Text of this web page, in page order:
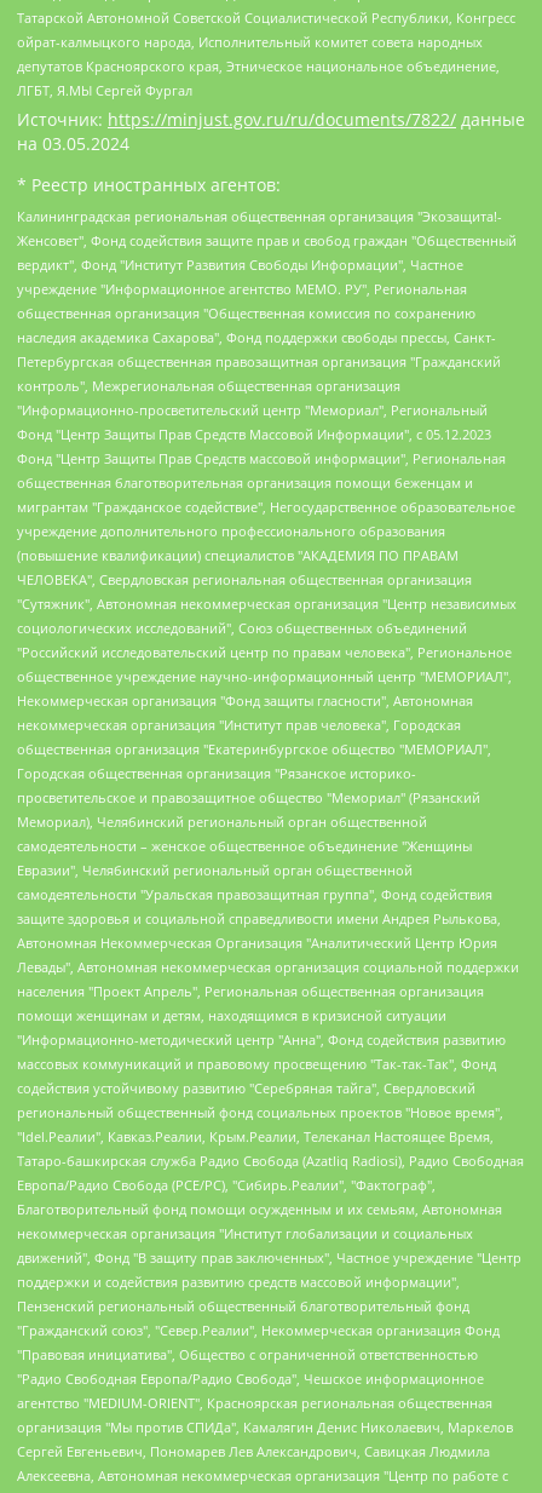
Татарской Автономной Советской Социалистической Республики, Конгресс
ойрат-калмыцкого народа, Исполнительный комитет совета народных
депутатов Красноярского края, Этническое национальное объединение,
ЛГБТ, Я.МЫ Сергей Фургал
Источник: https://minjust.gov.ru/ru/documents/7822/ данные
на 03.05.2024
* Реестр иностранных агентов:
Калининградская региональная общественная организация "Экозащита!-Женсовет", Фонд содействия защите прав и свобод граждан "Общественный вердикт", Фонд "Институт Развития Свободы Информации", Частное учреждение "Информационное агентство МЕМО. РУ", Региональная общественная организация "Общественная комиссия по сохранению наследия академика Сахарова", Фонд поддержки свободы прессы, Санкт-Петербургская общественная правозащитная организация "Гражданский контроль", Межрегиональная общественная организация "Информационно-просветительский центр "Мемориал", Региональный Фонд "Центр Защиты Прав Средств Массовой Информации", с 05.12.2023 Фонд "Центр Защиты Прав Средств массовой информации", Региональная общественная благотворительная организация помощи беженцам и мигрантам "Гражданское содействие", Негосударственное образовательное учреждение дополнительного профессионального образования (повышение квалификации) специалистов "АКАДЕМИЯ ПО ПРАВАМ ЧЕЛОВЕКА", Свердловская региональная общественная организация "Сутяжник", Автономная некоммерческая организация "Центр независимых социологических исследований", Союз общественных объединений "Российский исследовательский центр по правам человека", Региональное общественное учреждение научно-информационный центр "МЕМОРИАЛ", Некоммерческая организация "Фонд защиты гласности", Автономная некоммерческая организация "Институт прав человека", Городская общественная организация "Екатеринбургское общество "МЕМОРИАЛ", Городская общественная организация "Рязанское историко-просветительское и правозащитное общество "Мемориал" (Рязанский Мемориал), Челябинский региональный орган общественной самодеятельности – женское общественное объединение "Женщины Евразии", Челябинский региональный орган общественной самодеятельности "Уральская правозащитная группа", Фонд содействия защите здоровья и социальной справедливости имени Андрея Рылькова, Автономная Некоммерческая Организация "Аналитический Центр Юрия Левады", Автономная некоммерческая организация социальной поддержки населения "Проект Апрель", Региональная общественная организация помощи женщинам и детям, находящимся в кризисной ситуации "Информационно-методический центр "Анна", Фонд содействия развитию массовых коммуникаций и правовому просвещению "Так-так-Так", Фонд содействия устойчивому развитию "Серебряная тайга", Свердловский региональный общественный фонд социальных проектов "Новое время", "Idel.Реалии", Кавказ.Реалии, Крым.Реалии, Телеканал Настоящее Время, Татаро-башкирская служба Радио Свобода (Azatliq Radiosi), Радио Свободная Европа/Радио Свобода (PCE/PC), "Сибирь.Реалии", "Фактограф", Благотворительный фонд помощи осужденным и их семьям, Автономная некоммерческая организация "Институт глобализации и социальных движений", Фонд "В защиту прав заключенных", Частное учреждение "Центр поддержки и содействия развитию средств массовой информации", Пензенский региональный общественный благотворительный фонд "Гражданский союз", "Север.Реалии", Некоммерческая организация Фонд "Правовая инициатива", Общество с ограниченной ответственностью "Радио Свободная Европа/Радио Свобода", Чешское информационное агентство "MEDIUM-ORIENT", Красноярская региональная общественная организация "Мы против СПИДа", Камалягин Денис Николаевич, Маркелов Сергей Евгеньевич, Пономарев Лев Александрович, Савицкая Людмила Алексеевна, Автономная некоммерческая организация "Центр по работе с проблемой насилия "НАСИЛИЮ.НЕТ", Межрегиональный профессиональный союз работников здравоохранения "Альянс врачей", Юридическое лицо, зарегистрированное в Латвийской Республике, SIA "Medusa Project" (регистрационный номер 40103797863, дата регистрации 10.06.2014), Некоммерческая организация "Фонд по борьбе с коррупцией", Автономная некоммерческая организация "Институт права и публичной политики", Баданин Роман Сергеевич, Гликин Максим Александрович, Железнова Мария Михайловна, Лукьянова Юлия Сергеевна, Маетная Елизавета Витальевна, Маняхин Петр Борисович, Чуракова Ольга Владимировна, Ярош Юлия Петровна, Юридическое лицо "The Insider SIA", зарегистрированное в Риге, Латвийская Республика (дата регистрации 26.06.2015), являющееся администратором доменного имени интернет-издания "The Insider SIA", https://theins.ru, Постернак Алексей Евгеньевич, Рубин Михаил Аркадьевич, Анин Роман Александрович, Юридическое лицо Istories fonds, зарегистрированное в Латвийской Республике (регистрационный номер 50008295751, дата регистрации 24.02.2020), Великовский Дмитрий Александрович, Долинина Ирина Николаевна, Мароховская Алеся Алексеевна, Шлейнов Роман Юрьевич, Шмагун Олеся Валентиновна, Общество с ограниченной ответственностью "Альтаир 2021", Общество с ограниченной ответственностью "Вега 2021", Общество с ограниченной ответственностью "Главный редактор 2021", Общество с ограниченной ответственностью "Ромашки монолит", Важенков Артем Валерьевич, Ивановская областная общественная организация "Центр гендерных исследований", Гурман Юрий Альбертович, Медиапроект "ОВД-Инфо", Егоров Владимир Владимирович, Жилинский Владимир Александрович, Общество с ограниченной ответственностью "ЗП", Иванова София Юрьевна, Карезина Инна Павловна, Кильтау Екатерина Викторовна, Петров Алексей Викторович, Пискунов Сергей Евгеньевич, Смирнов Сергей Сергеевич, Тихонов Михаил Сергеевич, Общество с ограниченной ответственностью "ЖУРНАЛИСТ-ИНОСТРАННЫЙ АГЕНТ", Арапова Галина Юрьевна, Вольтская Татьяна Анатольевна, Американская компания "Mason G.E.S. Anonymous Foundation" (США), являющаяся владельцем интернет-издания https://mnews.world/, Компания "Stichting Bellingcat", зарегистрированная в Нидерландах (дата регистрации 11.07.2018), Захаров Андрей Вячеславович, Клепиковская Екатерина Дмитриевна, Общество с ограниченной ответственностью "МЕМО", Перл Роман Александрович, Симонов Евгений Алексеевич, Соловьева Елена Анатольевна, Сотников Даниил Владимирович, Сурначева Елизавета Дмитриевна, Автономная некоммерческая организация по защите прав человека и информированию населения "Якутия – Наше Мнение", Общество с ограниченной ответственностью "Москоу диджитал медиа", с 26.01.2023 Общество с ограниченной ответственностью "Чайка Белые сады", Ветошкина Валерия Валерьевна, Заговора Максим Александрович, Межрегиональное общественное движение "Российская ЛГБТ - сеть", Оленичев Максим Владимирович, Павлов Иван Юрьевич, Скворцова Елена Сергеевна, Общество с ограниченной ответственностью "Как бы инагент", Кочетков Игорь Викторович, Общество с ограниченной ответственностью "Честные выборы", Еланчик Олег Александрович, Общество с ограниченной ответственностью "Нобелевский призыв", Гималова Регина Эмилевна, Григорьев Андрей Валерьевич, Григорьева Алина Александровна, Ассоциация по содействию защите прав призывников, альтернативнослужащих и военнослужащих "Правозащитная группа "Гражданин.Армия.Право", Хисамова Регина Фаритовна, Автономная некоммерческая организация по реализации социально-правовых программ "Лилит", Дальневосточное общественное движение "Маяк", Санкт-Петербургская ЛГБТ-инициативная группа "Выход", Инициативная группа ЛГБТ+ "Реверс", Алексеев Андрей Викторович, Бекбулатова Таисия Львовна, Беляев Иван Михайлович, Владыкина Елена Сергеевна, Гельман Марат Александрович, Никульшина Вероника Юрьевна, Толоконникова Надежда Андреевна, Шендерович Виктор Анатольевич, Общество с ограниченной ответственностью "Данное сообщение", Общество с ограниченной ответственностью Издательский дом "Новая глава", Айнбиндер Александра Александровна, Московский комьюнити-центр для ЛГБТ+инициатив, Благотворительный фонд развития филантропии, Deutsche Welle (Германия, Kurt-Schumacher-Strasse 3, 53113 Bonn), Борзунова Мария Михайловна, Воробьев Виктор Викторович, Голубева Анна Львовна, Константинова Алла Михайловна, Малкова Ирина Владимировна, Мурадов Мурад Абдулгалимович, Осетинская Елизавета Николаевна, Понасенков Евгений Николаевич, Ганапольский Матвей Юрьевич, Киселев Евгений Алексеевич, Борухович Ирина Григорьевна, Дремин Иван Тимофеевич, Дубровский Дмитрий Викторович, Красноярская региональная общественная организация поддержки и развития альтернативных образовательных технологий и межкультурных коммуникаций "ИНТЕРРА", Маяковская Екатерина Алексеевна, Фейгин Марк Захарович, Филимонов Андрей Викторович, Дзугкоева Регина Николаевна, Доброхотов Роман Александрович, Дудь Юрий Александрович, Елкин Сергей Владимирович, Кругликов Кирилл Игоревич, Сабунаева Мария Леонидовна, Семенов Алексей Владимирович, Шаинян Карен Багратович, Шульман Екатерина Михайловна, Асафьев Артур Валерьевич, Вахштайн Виктор Семенович, Венедиктов Алексей Алексеевич, Лушникова Екатерина Евгеньевна, Волков Леонид Михайлович, Невзоров Александр Глебович, Пархоменко Сергей Борисович, Сироткин Ярослав Николаевич, Кара-Мурза Владимир Владимирович, Баранова Наталья Владимировна, Гозман Леонид Яковлевич, Кагарлицкий Борис Юльевич, Климарев Михаил Валерьевич, Милов Владимир Станиславович, Автономная некоммерческая организация Краснодарский центр современного искусства "Типография", Моргенштерн Алишер Тагирович, Соболь Любовь Эдуардовна, Общество с ограниченной ответственностью "ЛИЗА НОРМ", Каспаров Гарри Кимович, Ходорковский Михаил Борисович, Общество с ограниченной ответственностью "Апрельские тезисы", Данилович Ирина Брониславовна, Кашин Олег Владимирович, Петров Николай Владимирович, Пивоваров Алексей Владимирович, Соколов Михаил Владимирович, Цветкова Юлия Владимировна, Чичваркин Евгений Александрович, Комитет против пыток/Команда против пыток, Общество с ограниченной ответственностью "Первый научный", Общество с ограниченной ответственностью "Вертолет и ко", Белоцерковская Вероника Борисовна, Кац Максим Евгеньевич, Лазарева Татьяна Юрьевна, Шаведдинов Руслан Табризович, Яшин Илья Валерьевич, Общество с ограниченной ответственностью "Иноагент ААВ", Алешковский Дмитрий Петрович, Альбац Евгения Марковна, Быков Дмитрий Львович, Галямина Юлия Евгеньевна, Лойко Сергей Леонидович, Мартынов Кирилл Константинович, Медведев Сергей Александрович, Крашенинников Федор Геннадиевич, Гордеева Катерина Вл